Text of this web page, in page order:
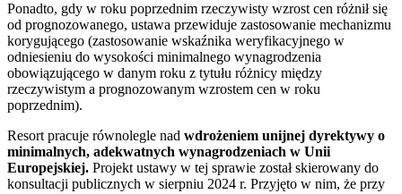
Ponadto, gdy w roku poprzednim rzeczywisty wzrost cen różnił się
od prognozowanego, ustawa przewiduje zastosowanie mechanizmu
korygującego (zastosowanie wskaźnika weryfikacyjnego w
odniesieniu do wysokości minimalnego wynagrodzenia
obowiązującego w danym roku z tytułu różnicy między
rzeczywistym a prognozowanym wzrostem cen w roku
poprzednim).
Resort pracuje równolegle nad wdrożeniem unijnej dyrektywy o
minimalnych, adekwatnych wynagrodzeniach w Unii
Europejskiej. Projekt ustawy w tej sprawie został skierowany do
konsultacji publicznych w sierpniu 2024 r. Przyjęto w nim, że przy